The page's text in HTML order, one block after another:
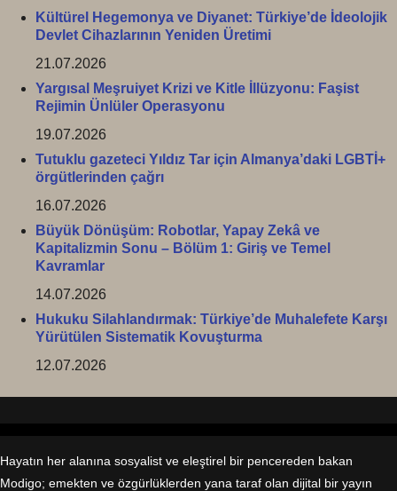
Kültürel Hegemonya ve Diyanet: Türkiye’de İdeolojik
Devlet Cihazlarının Yeniden Üretimi
21.07.2026
Yargısal Meşruiyet Krizi ve Kitle İllüzyonu: Faşist
Rejimin Ünlüler Operasyonu
19.07.2026
Tutuklu gazeteci Yıldız Tar için Almanya’daki LGBTİ+
örgütlerinden çağrı
16.07.2026
Büyük Dönüşüm: Robotlar, Yapay Zekâ ve
Kapitalizmin Sonu – Bölüm 1: Giriş ve Temel
Kavramlar
14.07.2026
Hukuku Silahlandırmak: Türkiye’de Muhalefete Karşı
Yürütülen Sistematik Kovuşturma
12.07.2026
Hayatın her alanına sosyalist ve eleştirel bir pencereden bakan
Modigo; emekten ve özgürlüklerden yana taraf olan dijital bir yayın